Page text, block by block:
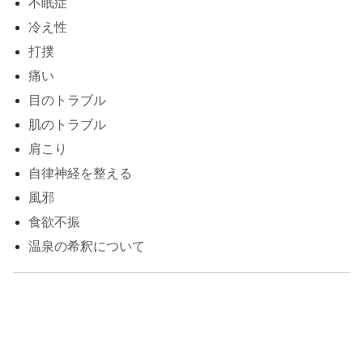
冷え性
打撲
痛い
目のトラブル
肌のトラブル
肩こり
自律神経を整える
風邪
食欲不振
温泉の希釈について